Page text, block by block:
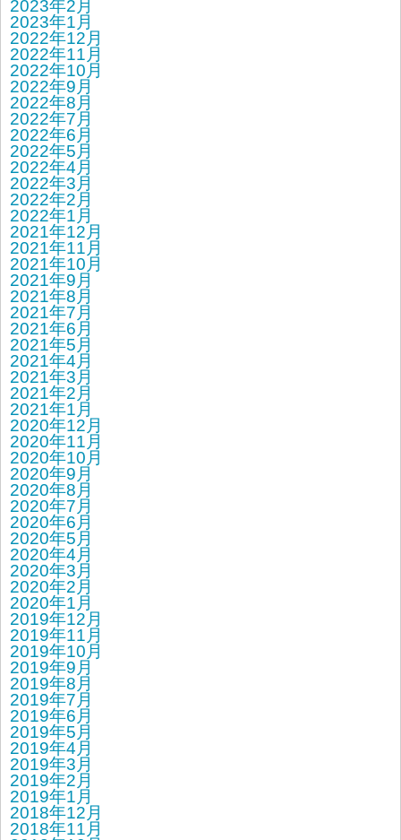
2023年2月
2023年1月
2022年12月
2022年11月
2022年10月
2022年9月
2022年8月
2022年7月
2022年6月
2022年5月
2022年4月
2022年3月
2022年2月
2022年1月
2021年12月
2021年11月
2021年10月
2021年9月
2021年8月
2021年7月
2021年6月
2021年5月
2021年4月
2021年3月
2021年2月
2021年1月
2020年12月
2020年11月
2020年10月
2020年9月
2020年8月
2020年7月
2020年6月
2020年5月
2020年4月
2020年3月
2020年2月
2020年1月
2019年12月
2019年11月
2019年10月
2019年9月
2019年8月
2019年7月
2019年6月
2019年5月
2019年4月
2019年3月
2019年2月
2019年1月
2018年12月
2018年11月